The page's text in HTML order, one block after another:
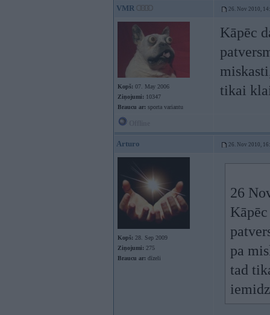
VMR 26. Nov 2010,
Kopš: 07. May 2006
Ziņojumi: 10347
Braucu ar: sporta variantu
Kāpēc
tikai
Arturo 26. Nov 2010,
Kopš: 28. Sep 2009
Ziņojumi: 275
Braucu ar: dīzeli
26
pa
tad